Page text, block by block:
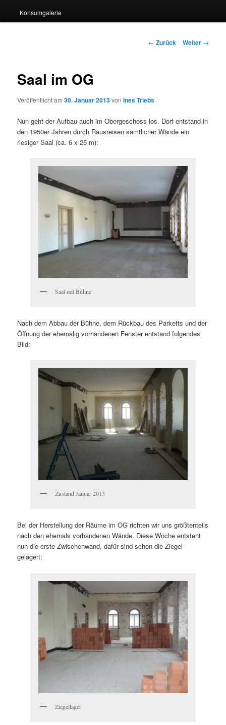
Konsumgalerie
Beitragsnavigation
← Zurück Weiter →
Saal im OG
Veröffentlicht am30. Januar 2013vonInes Triebs
Nun geht der Aufbau auch im Obergeschoss los. Dort entstand in
den 1950er Jahren durch Rausreisen sämtlicher Wände ein
riesiger Saal (ca. 6 x 25 m):
Saal mit Bühne
Nach dem Abbau der Bühne, dem Rückbau des Parketts und der
Öffnung der ehemalig vorhandenen Fenster entstand folgendes
Bild:
Zustand Januar 2013
Bei der Herstellung der Räume im OG richten wir uns größtenteils
nach den ehemals vorhandenen Wände. Diese Woche entsteht
nun die erste Zwischenwand, dafür sind schon die Ziegel
gelagert:
Ziegellager